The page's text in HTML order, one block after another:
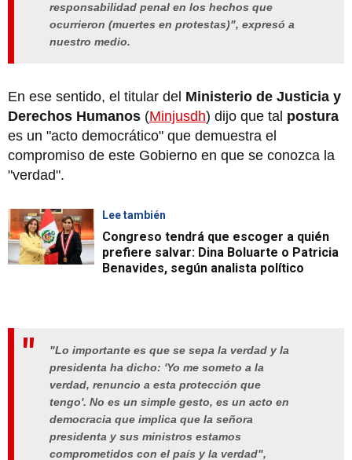
responsabilidad penal en los hechos que
ocurrieron (muertes en protestas)", expresó a
nuestro medio.
En ese sentido, el titular del Ministerio de Justicia y
Derechos Humanos (Minjusdh) dijo que tal postura
es un "acto democrático" que demuestra el
compromiso de este Gobierno en que se conozca la
"verdad".
Lee también
Congreso tendrá que escoger a quién
prefiere salvar: Dina Boluarte o Patricia
Benavides, según analista político
"Lo importante es que se sepa la verdad y la
presidenta ha dicho: 'Yo me someto a la
verdad, renuncio a esta protección que
tengo'. No es un simple gesto, es un acto en
democracia que implica que la señora
presidenta y sus ministros estamos
comprometidos con el país y la verdad",